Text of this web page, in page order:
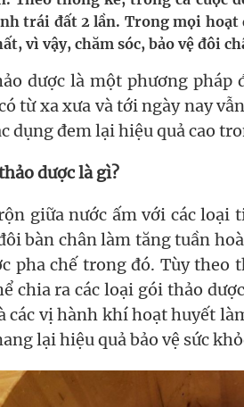
Tiểu Cầu Và Chống Đông Máu Của
Lý Và Cơ Chế Phân Tử
lưới cấp cứu ngoại viện toàn quốc
8/2026: Bắc Bộ nắng nóng, nhiệt độ
độ khám sức khỏe định kỳ, khám
trái đất 2 lần. Trong mọi
vì vậy, chăm sóc, bảo vệ đôi
dược là một phương
từ xa xưa và tới ngày nay
dụng đem lại hiệu quả cao
dược là gì?
giữa nước ấm với các
bàn chân làm tăng tuần
pha chế trong đó. Tùy
chia ra các loại gói thảo
các vị hành khí hoạt huyết
lại hiệu quả bảo vệ sức